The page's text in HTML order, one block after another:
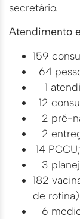
secretário.
Atendimento
159
64
1
12
2 pré-
2
14 PCCU;
3
182
de
6